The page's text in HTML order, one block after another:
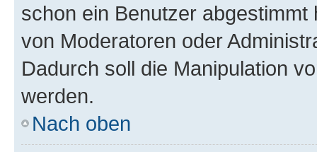
schon ein Benutzer
von Moderatoren oder
Dadurch soll die Manipulation
werden.
Nach oben